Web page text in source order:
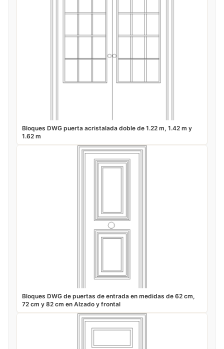
Bloques DWG puerta acristalada doble de 1.22 m, 1.42 m y
1.62 m
Bloques DWG de puertas de entrada en medidas de 62 cm,
72 cm y 82 cm en Alzado y frontal